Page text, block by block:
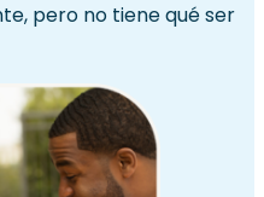
pero no tiene qué ser